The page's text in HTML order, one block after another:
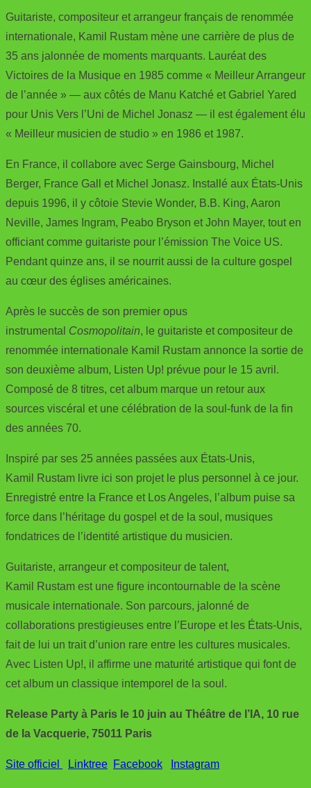
Guitariste, compositeur et arrangeur français de renommée
internationale, Kamil Rustam mène une carrière de plus de
35 ans jalonnée de moments marquants. Lauréat des
Victoires de la Musique en 1985 comme « Meilleur Arrangeur
de l’année » — aux côtés de Manu Katché et Gabriel Yared
pour Unis Vers l’Uni de Michel Jonasz — il est également élu
« Meilleur musicien de studio » en 1986 et 1987.
En France, il collabore avec Serge Gainsbourg, Michel
Berger, France Gall et Michel Jonasz. Installé aux États-Unis
depuis 1996, il y côtoie Stevie Wonder, B.B. King, Aaron
Neville, James Ingram, Peabo Bryson et John Mayer, tout en
officiant comme guitariste pour l’émission The Voice US.
Pendant quinze ans, il se nourrit aussi de la culture gospel
au cœur des églises américaines.
Après le succès de son premier opus
instrumental Cosmopolitain, le guitariste et compositeur de
renommée internationale Kamil Rustam annonce la sortie de
son deuxième album, Listen Up! prévue pour le 15 avril.
Composé de 8 titres, cet album marque un retour aux
sources viscéral et une célébration de la soul-funk de la fin
des années 70.
Inspiré par ses 25 années passées aux États-Unis,
Kamil Rustam livre ici son projet le plus personnel à ce jour.
Enregistré entre la France et Los Angeles, l’album puise sa
force dans l’héritage du gospel et de la soul, musiques
fondatrices de l’identité artistique du musicien.
Guitariste, arrangeur et compositeur de talent,
Kamil Rustam est une figure incontournable de la scène
musicale internationale. Son parcours, jalonné de
collaborations prestigieuses entre l’Europe et les États-Unis,
fait de lui un trait d’union rare entre les cultures musicales.
Avec Listen Up!, il affirme une maturité artistique qui font de
cet album un classique intemporel de la soul.
Release Party à Paris le 10 juin au Théâtre de l’IA, 10 rue
de la Vacquerie, 75011 Paris
Site officiel Linktree Facebook Instagram